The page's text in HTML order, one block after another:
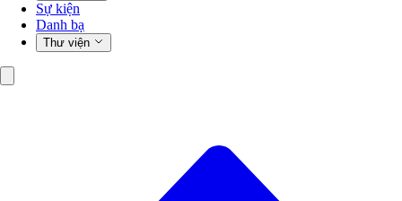
Sự kiện
Danh bạ
Thư viện